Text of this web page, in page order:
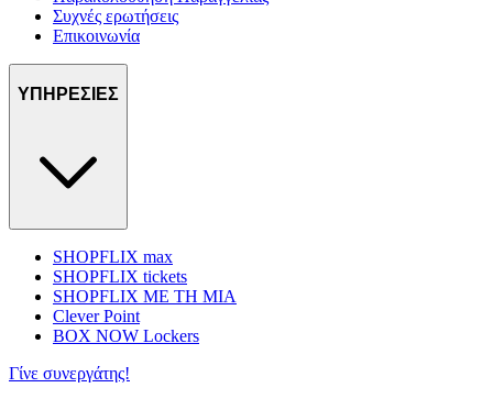
Συχνές ερωτήσεις
Επικοινωνία
ΥΠΗΡΕΣΙΕΣ
SHOPFLIX max
SHOPFLIX tickets
SHOPFLIX ΜΕ ΤΗ ΜΙΑ
Clever Point
BOX NOW Lockers
Γίνε συνεργάτης!